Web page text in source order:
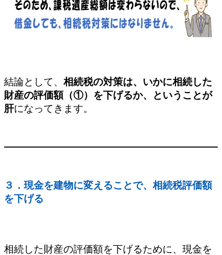
結論として、 相続税の対策は、いかに相続した
財産の評価額（①）を下げるか、ということが
肝になってきます。
３．現金を建物に変えることで、相続税評価額
を下げる
相続した財産の評価額を下げるために、現金を